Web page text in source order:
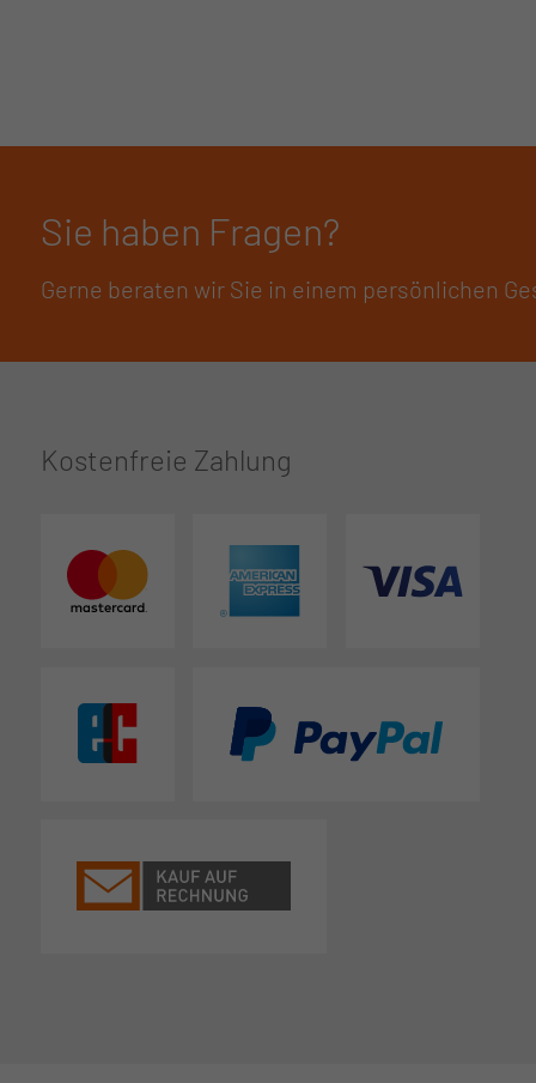
Sie haben Fragen?
Gerne beraten wir Sie in einem persönlichen
Kostenfreie Zahlung